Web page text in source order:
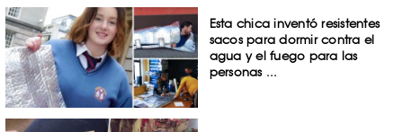
Esta chica inventó resistentes
sacos para dormir contra el
agua y el fuego para las
personas ...